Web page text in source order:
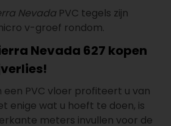
Nevada PVC tegels zijn
v-groef rondom.
Nevada 627 kopen
een PVC vloer profiteert u van
enige wat u hoeft te doen, is
meters invullen voor de